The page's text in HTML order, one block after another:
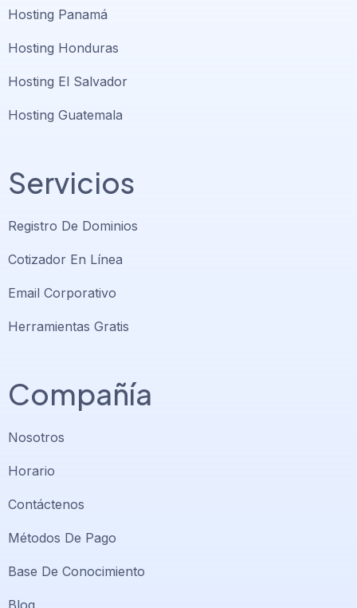
Hosting Panamá
Hosting Honduras
Hosting El Salvador
Hosting Guatemala
Servicios
Registro De Dominios
Cotizador En Línea
Email Corporativo
Herramientas Gratis
Compañía
Nosotros
Horario
Contáctenos
Métodos De Pago
Base De Conocimiento